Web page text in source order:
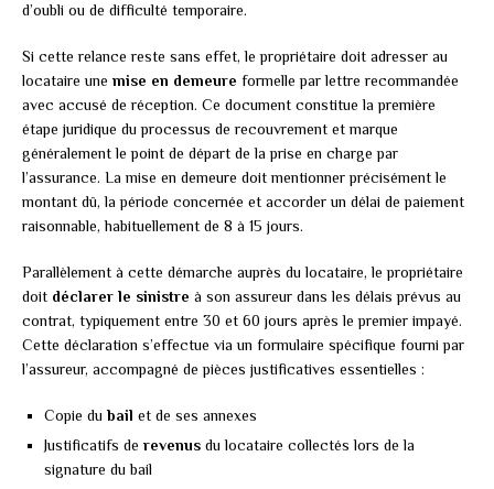
d’oubli ou de difficulté temporaire.
Si cette relance reste sans effet, le propriétaire doit adresser au
locataire une mise en demeure formelle par lettre recommandée
avec accusé de réception. Ce document constitue la première
étape juridique du processus de recouvrement et marque
généralement le point de départ de la prise en charge par
l’assurance. La mise en demeure doit mentionner précisément le
montant dû, la période concernée et accorder un délai de paiement
raisonnable, habituellement de 8 à 15 jours.
Parallèlement à cette démarche auprès du locataire, le propriétaire
doit déclarer le sinistre à son assureur dans les délais prévus au
contrat, typiquement entre 30 et 60 jours après le premier impayé.
Cette déclaration s’effectue via un formulaire spécifique fourni par
l’assureur, accompagné de pièces justificatives essentielles :
Copie dubail et de ses annexes
Justificatifs de revenus du locataire collectés lors de la
signature du bail